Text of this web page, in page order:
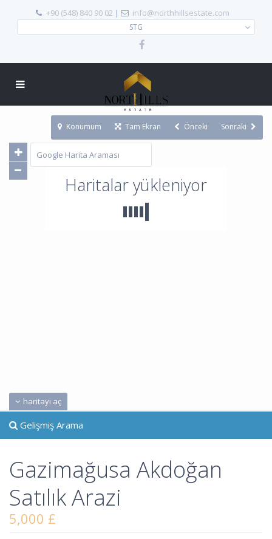
+90 (548) 840 90 02 | info@northhillsestate.com
STG
Haritalar yükleniyor
haritayı aç
Konumum Tam Ekran Önceki Sonraki
Gelişmiş Arama
Gazimağusa Akdoğan
Satılık Arazi
5,000 £